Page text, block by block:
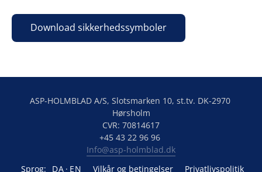
Download sikkerhedssymboler
ASP-HOLMBLAD A/S, Slotsmarken 10, st.tv. DK-2970
Hørsholm
CVR: 70814617
Info@asp-holmblad.dk
Sprog:
DA EN Vilkår og betingelser Privatlivspolitik